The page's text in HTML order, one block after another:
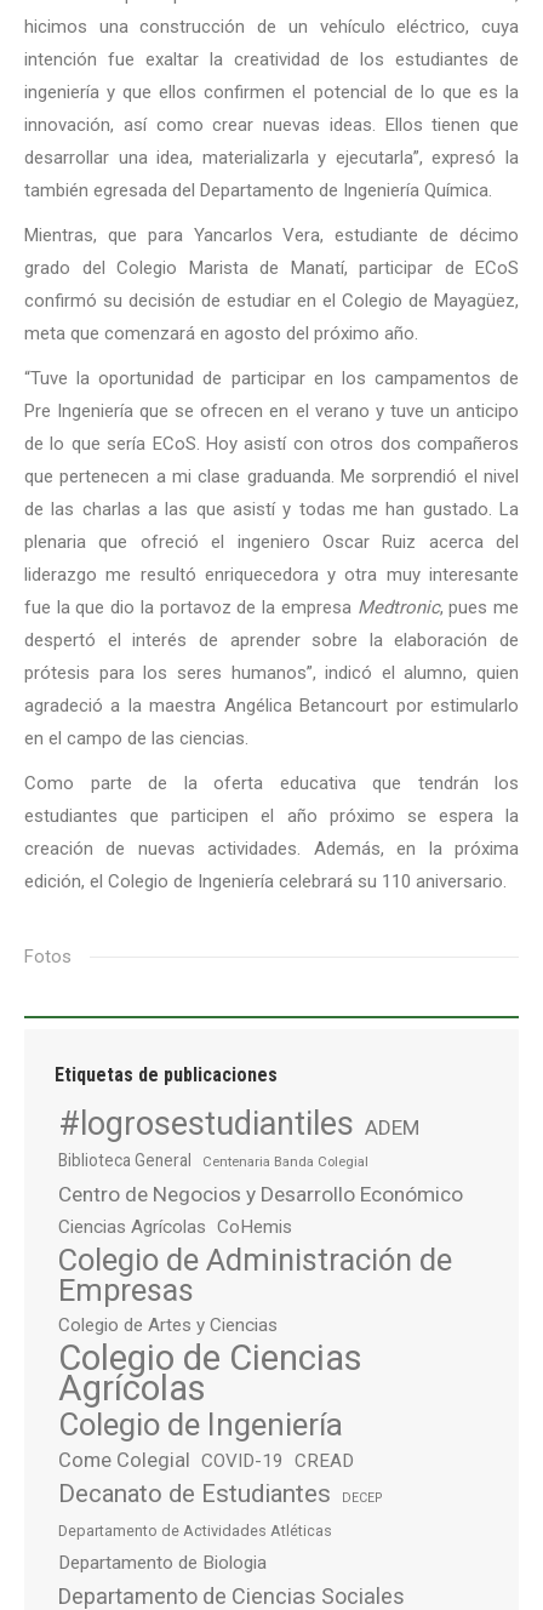
hicimos una construcción de un vehículo eléctrico, cuya
intención fue exaltar la creatividad de los estudiantes de
ingeniería y que ellos confirmen el potencial de lo que es la
innovación, así como crear nuevas ideas. Ellos tienen que
desarrollar una idea, materializarla y ejecutarla”, expresó la
también egresada del Departamento de Ingeniería Química.
Mientras, que para Yancarlos Vera, estudiante de décimo
grado del Colegio Marista de Manatí, participar de ECoS
confirmó su decisión de estudiar en el Colegio de Mayagüez,
meta que comenzará en agosto del próximo año.
“Tuve la oportunidad de participar en los campamentos de
Pre Ingeniería que se ofrecen en el verano y tuve un anticipo
de lo que sería ECoS. Hoy asistí con otros dos compañeros
que pertenecen a mi clase graduanda. Me sorprendió el nivel
de las charlas a las que asistí y todas me han gustado. La
plenaria que ofreció el ingeniero Oscar Ruiz acerca del
liderazgo me resultó enriquecedora y otra muy interesante
fue la que dio la portavoz de la empresa Medtronic, pues me
despertó el interés de aprender sobre la elaboración de
prótesis para los seres humanos”, indicó el alumno, quien
agradeció a la maestra Angélica Betancourt por estimularlo
en el campo de las ciencias.
Como parte de la oferta educativa que tendrán los
estudiantes que participen el año próximo se espera la
creación de nuevas actividades. Además, en la próxima
edición, el Colegio de Ingeniería celebrará su 110 aniversario.
Fotos
Etiquetas de publicaciones
#logrosestudiantiles ADEM
Biblioteca General Centenaria Banda Colegial
Centro de Negocios y Desarrollo Económico
Ciencias Agrícolas CoHemis
Colegio de Administración de
Empresas
Colegio de Artes y Ciencias
Colegio de Ciencias
Agrícolas
Colegio de Ingeniería
Come Colegial COVID-19 CREAD
Decanato de Estudiantes DECEP
Departamento de Actividades Atléticas
Departamento de Biologia
Departamento de Ciencias Sociales